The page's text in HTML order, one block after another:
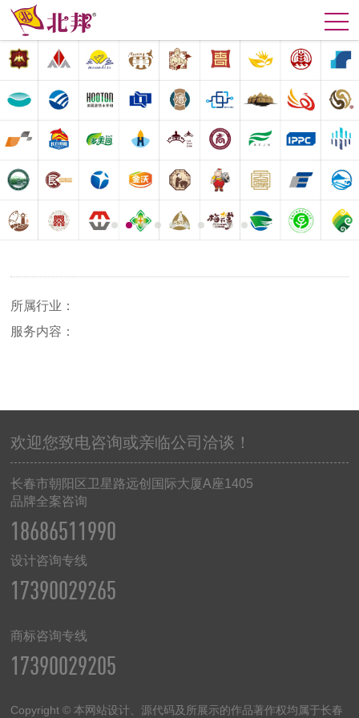
所属行业：
服务内容：
欢迎您致电咨询或亲临公司洽谈！
长春市朝阳区卫星路远创国际大厦A座1405
品牌全案咨询
18686511990
设计咨询专线
17390029265
商标咨询专线
17390029205
Copyright © 本网站设计、源代码及所展示的作品著作权均属于长春